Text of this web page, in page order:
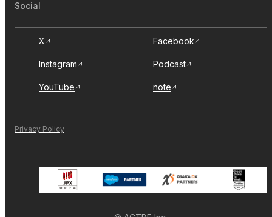
Social
X Facebook
Instagram Podcast
YouTube note
Privacy Policy